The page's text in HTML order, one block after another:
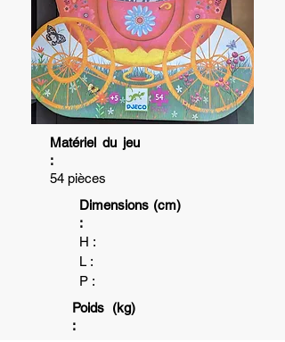
Matériel du jeu
:
54 pièces
Dimensions (cm)
:
H :
L :
P :
Poids (kg)
: